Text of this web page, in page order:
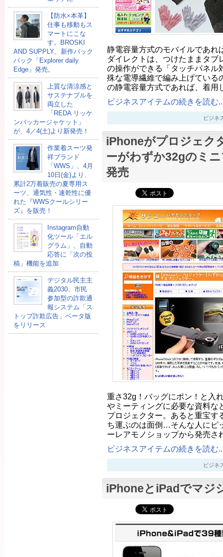
【防水×本革】
仕事も移動もス
マートにこな
す。BROSKI
AND SUPPLY、新作バック
パック「Explorer daily
Edge」発売。
上質な清涼感と
サステナブルを
両立した
「REDA リッケ
ンバッカージャケット」
が、4／4(土)より新発売！
作業着スーツ発
祥ブランド
「WWS」、4月
10日(金)より、
累計2万着販売の夏専用ス
ーツ、通気性・速乾性に優
れた『WWSクールシリー
ズ』を販売！
Instagram自動
化ツール「エル
グラム」、自動
応答に「次の投
稿」機能を追加
デジタル民主主
義2030、市民
参加型の詐欺通
報システム「ス
トップ詐欺広告」ベータ版
をリリース
静電容量方式のモバイルであれ
ダイレクトは、つけたままタブ
の操作ができる「タッチパネル
殊な電導繊維で編み上げている
の静電容量方式であれば、着
ビジネスアイテムの続きを読む
ビジネ
iPhoneがプロジェク
ーがわずか32gのミ
発売
重さ32g！バッグにポン！と入
やミーティングに必要な資料な
プロジェクター。あると重宝す
ち運ぶのは面倒…そんな人にピ
ーレアモノショップから発売
ビジネスアイテムの続きを読む
ビジネ
iPhoneとiPadでマジ